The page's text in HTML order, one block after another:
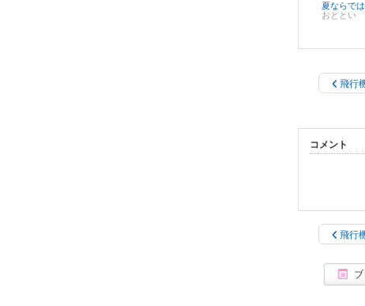
おととい
飛行
コメント
飛行